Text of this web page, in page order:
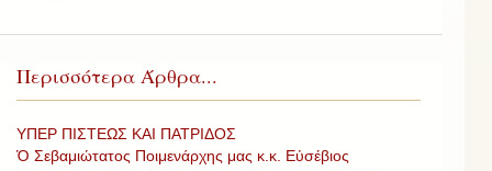
Περισσότερα Άρθρα...
ΥΠΕΡ ΠΙΣΤΕΩΣ ΚΑΙ ΠΑΤΡΙΔΟΣ
Ὁ Σεβαμιώτατος Ποιμενάρχης μας κ.κ. Εὐσέβιος